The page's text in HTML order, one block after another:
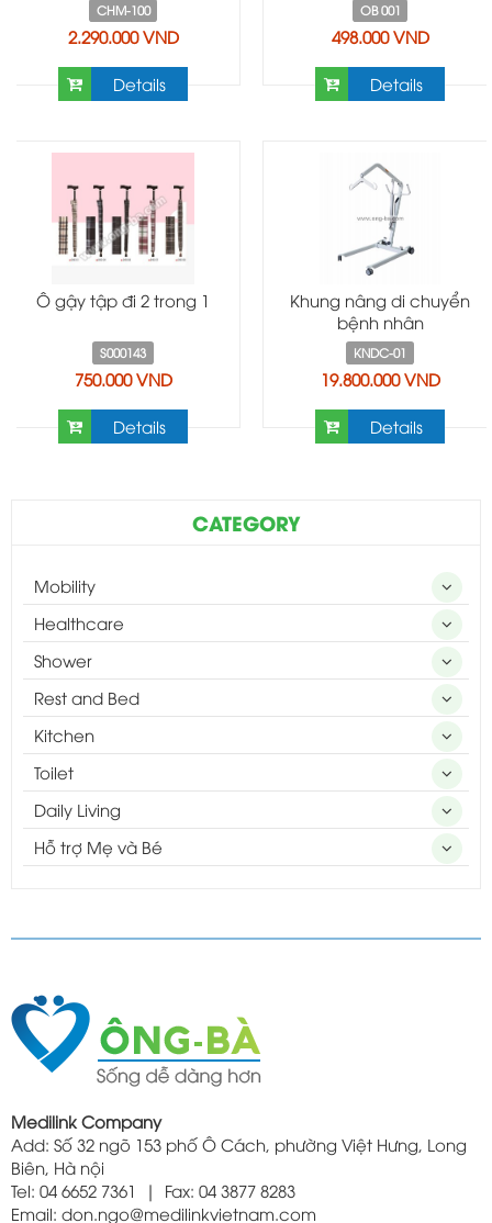
CHM-100
2.290.000 VND
Details
OB 001
498.000 VND
Details
Ô gậy tập đi 2 trong 1
S000143
750.000 VND
Details
Khung nâng di chuyển
bệnh nhân
KNDC-01
19.800.000 VND
Details
CATEGORY
Mobility
Healthcare
Shower
Rest and Bed
Kitchen
Toilet
Daily Living
Hỗ trợ Mẹ và Bé
Medilink Company
Add: Số 32 ngõ 153 phố Ô Cách, phường Việt Hưng, Long
Biên, Hà nội
Tel: 04 6652 7361 | Fax: 04 3877 8283
Email: don.ngo@medilinkvietnam.com